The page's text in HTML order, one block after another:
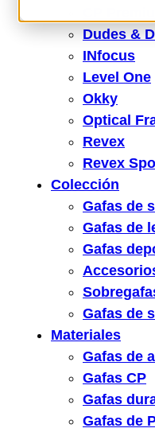
Dudes &
INfocus
Level One
Okky
Optical
Revex
Revex
Colección
Gafas de
Gafas de
Gafas
Gafas de
Materiales
Gafas de
Gafas CP
Gafas
Gafas de